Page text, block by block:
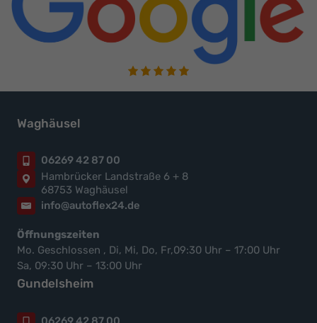
Waghäusel
06269 42 87 00
Hambrücker Landstraße 6 + 8
68753 Waghäusel
info@autoflex24.de
Öffnungszeiten
Mo. Geschlossen , Di, Mi, Do, Fr,09:30 Uhr – 17:00 Uhr
Sa, 09:30 Uhr – 13:00 Uhr
Gundelsheim